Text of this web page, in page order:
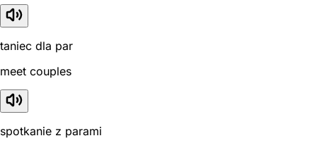
taniec dla par
meet couples
spotkanie z parami